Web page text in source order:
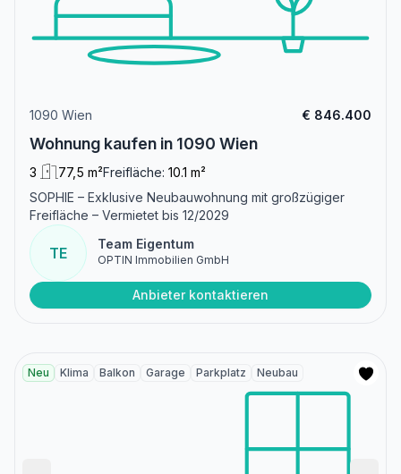
1090 Wien € 846.400
Wohnung kaufen in 1090 Wien
3 77,5 m²Freifläche: 10.1 m²
SOPHIE – Exklusive Neubauwohnung mit großzügiger
Freifläche – Vermietet bis 12/2029
TE
Team Eigentum
OPTIN Immobilien GmbH
Anbieter kontaktieren
Neu Klima Balkon Garage Parkplatz Neubau